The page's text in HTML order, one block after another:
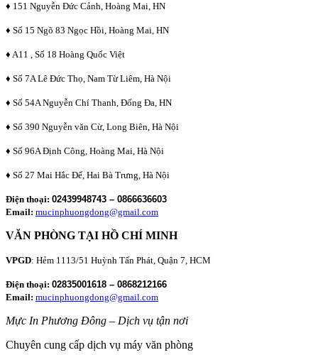
♦ 151 Nguyễn Đức Cảnh, Hoàng Mai, HN
♦ Số 15 Ngõ 83 Ngọc Hồi, Hoàng Mai, HN
♦ A11 , Số 18 Hoàng Quốc Việt
♦ Số 7A Lê Đức Thọ, Nam Từ Liêm, Hà Nội
♦ Số 54A Nguyễn Chí Thanh, Đống Đa, HN
♦ Số 390 Nguyễn văn Cừ, Long Biên, Hà Nội
♦ Số 96A Định Công, Hoàng Mai, Hà Nội
♦ Số 27 Mai Hắc Đế, Hai Bà Trưng, Hà Nội
Điện thoại: 02439948743 – 0866636603
Email: mucinphuongdong@gmail.com
VĂN PHÒNG TẠI HỒ CHÍ MINH
VPGD: Hẻm 1113/51 Huỳnh Tấn Phát, Quận 7, HCM
Điện thoại: 02835001618 – 0868212166
Email: mucinphuongdong@gmail.com
Mực In Phương Đông – Dịch vụ tận nơi
Chuyên cung cấp dịch vụ máy văn phòng